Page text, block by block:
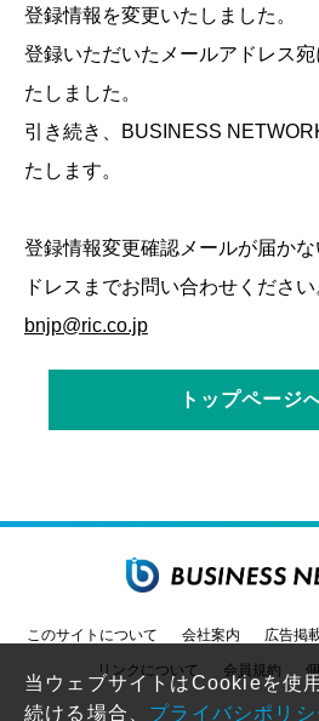
登録情報を変更いたしました。
登録いただいたメールアドレス
たしました。
引き続き、BUSINESS
たします。
登録情報変更確認メールが届か
ドレスまでお問い合わせください
bnjp@ric.co.jp
トップページ
このサイトについて 会社案内 広告掲
リンクについて 会員規約
当ウェブサイトはCookieを使
続ける場合、 プライバシポリシ